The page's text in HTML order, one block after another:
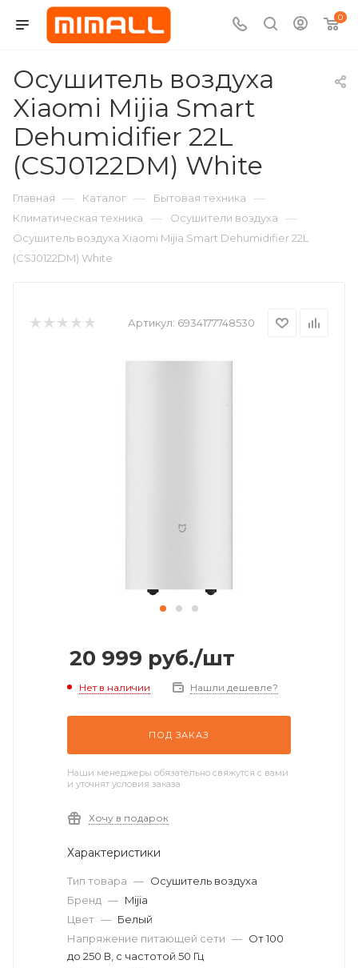
0
Осушитель воздуха
Xiaomi Mijia Smart
Dehumidifier 22L
(CSJ0122DM) White
Главная — Каталог — Бытовая техника —
Климатическая техника — Осушители воздуха —
Осушитель воздуха Xiaomi Mijia Smart Dehumidifier 22L
(CSJ0122DM) White
Артикул: 6934177748530
20 999 руб./шт
Нет в наличии Нашли дешевле?
ПОД ЗАКАЗ
Наши менеджеры обязательно свяжутся с вами
и уточнят условия заказа
Хочу в подарок
Характеристики
Тип товара — Осушитель воздуха
Бренд — Mijia
Цвет — Белый
Напряжение питающей сети — От 100
до 250 В, с частотой 50 Гц